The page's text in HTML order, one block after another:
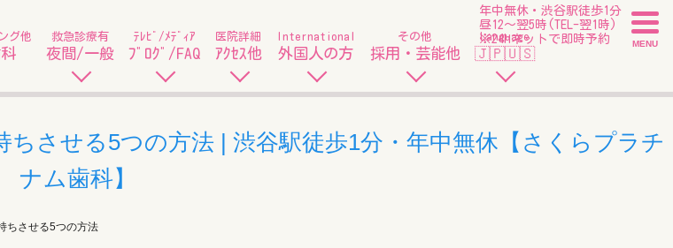
グ他 救急診療有
夜間/一般
ﾃﾚﾋﾞ/ﾒﾃﾞｨｱ
ﾌﾞﾛｸﾞ/FAQ
医院詳細
ｱｸｾｽ他
International
外国人の方
その他
採用・芸能他
Language
🇯🇵🇺🇸
年中無休・渋谷駅徒歩1分
昼12〜翌5時(TEL-翌1時)
※24hネットで即時予約
MENU
させる5つの方法 | 渋谷駅徒歩1分・年中無休【さくらプラチ
ナム歯科】
ちさせる5つの方法